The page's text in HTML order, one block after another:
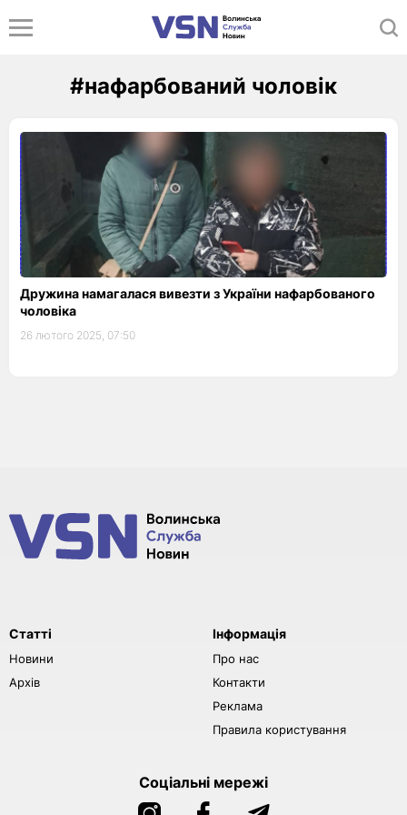
#нафарбований чоловік
Дружина намагалася вивезти з України нафарбованого
чоловіка
26 лютого 2025, 07:50
Статті
Новини
Архів
Інформація
Про нас
Контакти
Реклама
Правила користування
Соціальні мережі